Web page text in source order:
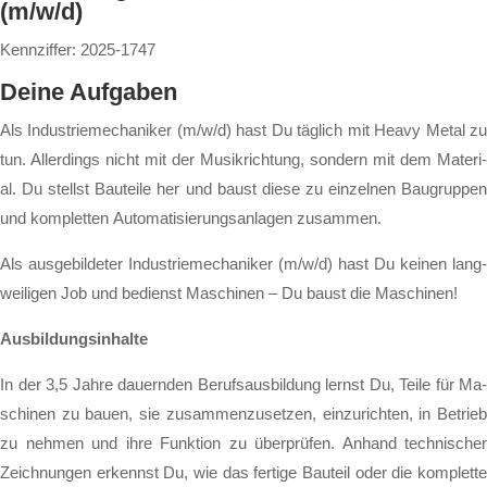
(m/w/d)
Kennziffer: 2025-1747
Dei­ne Auf­ga­ben
Als In­dus­trie­me­cha­ni­ker (m/w/d) hast Du täg­lich mit Hea­vy Me­tal zu
tun. Al­ler­dings nicht mit der Mu­sik­rich­tung, son­dern mit dem Ma­te­ri­
al. Du stellst Bau­tei­le her und baust die­se zu ein­zel­nen Bau­grup­pen
und kom­plet­ten Au­to­ma­ti­sie­rungs­an­la­gen zu­sam­men.
Als aus­ge­bil­de­ter In­dus­trie­me­cha­ni­ker (m/w/d) hast Du kei­nen lang­
wei­li­gen Job und be­dienst Ma­schi­nen – Du baust die Ma­schi­nen!
Aus­bil­dungs­in­hal­te
In der 3,5 Jah­re dau­ern­den Be­rufs­aus­bil­dung lernst Du, Tei­le für Ma­
schi­nen zu bau­en, sie zu­sam­men­zu­set­zen, ein­zu­rich­ten, in Be­trieb
zu neh­men und ih­re Funk­ti­on zu über­prü­fen. An­hand tech­ni­scher
Zeich­nun­gen er­kennst Du, wie das fer­ti­ge Bau­teil oder die kom­plet­te